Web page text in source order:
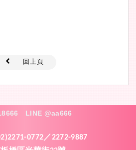
回上頁
LINE @aa666
0772／2272-9887